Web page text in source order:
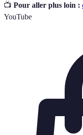
📺 Pour aller plus loin :
YouTube